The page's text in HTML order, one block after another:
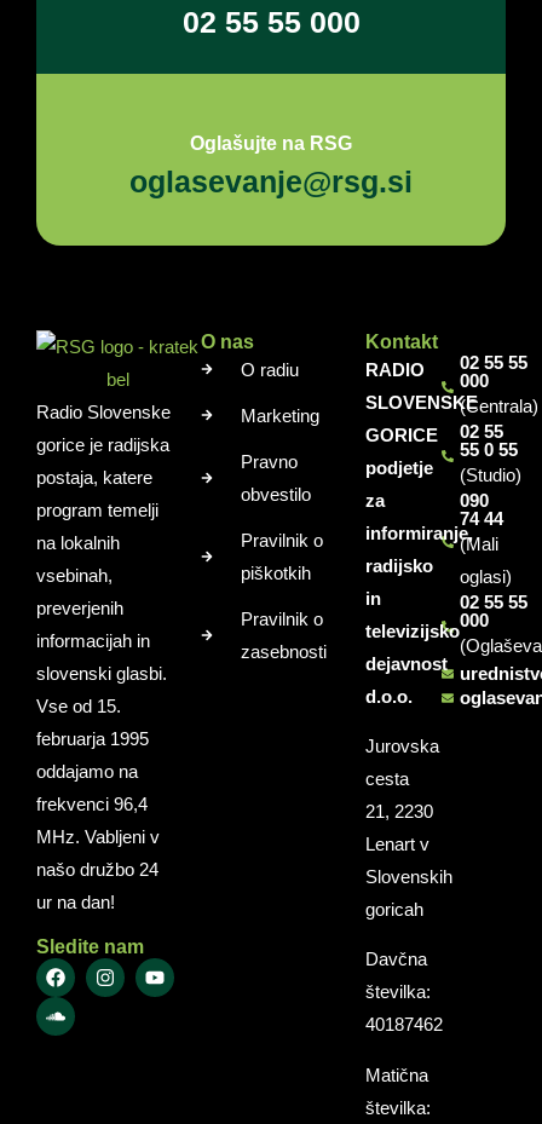
02 55 55 000
Oglašujte na RSG
oglasevanje@rsg.si
Radio Slovenske
gorice je radijska
postaja, katere
program temelji
na lokalnih
vsebinah,
preverjenih
informacijah in
slovenski glasbi.
Vse od 15.
februarja 1995
oddajamo na
frekvenci 96,4
MHz. Vabljeni v
našo družbo 24
ur na dan!
Sledite nam
O nas
O radiu
Marketing
Pravno
obvestilo
Pravilnik o
piškotkih
Pravilnik o
zasebnosti
Kontakt
RADIO
SLOVENSKE
GORICE
podjetje
za
informiranje,
radijsko
in
televizijsko
dejavnost
d.o.o.
Jurovska
cesta
21, 2230
Lenart v
Slovenskih
goricah
Davčna
številka:
40187462
Matična
številka:
02 55 55
000
(Centrala)
02 55
55 0 55
(Studio)
090
74 44
(Mali
oglasi)
02 55 55
000